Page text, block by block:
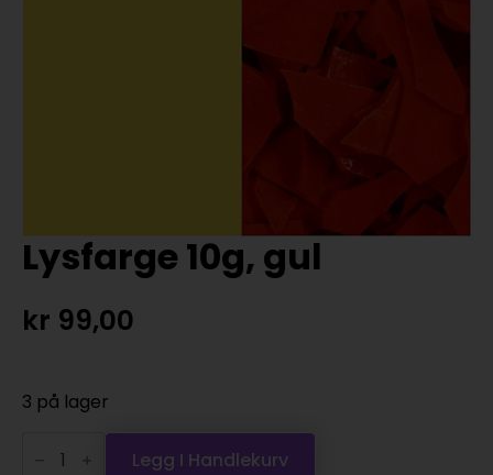
Lysfarge 10g, gul
kr 99,00
3 på lager
Legg I Handlekurv